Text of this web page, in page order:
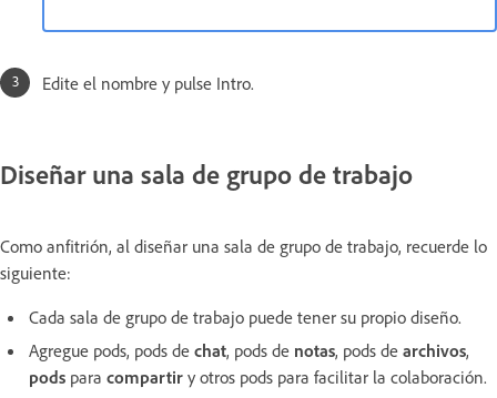
Edite el nombre y pulse Intro.
Diseñar una sala de grupo de trabajo
Como anfitrión, al diseñar una sala de grupo de trabajo, recuerde lo
siguiente:
Cada sala de grupo de trabajo puede tener su propio diseño.
Agregue pods, pods de chat, pods de notas, pods de archivos,
pods para compartir y otros pods para facilitar la colaboración.